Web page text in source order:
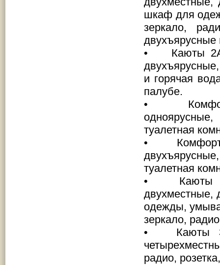
шкаф для
зеркало,
двухъярусные
• Каюты 2А
и горячая
палубе.
• Комфорт
туалетная
• Комфорт
туалетная
• Каюты 3А
двухместные,
одежды,
зеркало,
• Каюты 3
радио,